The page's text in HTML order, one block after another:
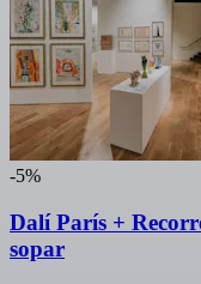
-5%
Dalí París +
sopar